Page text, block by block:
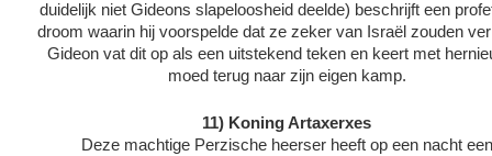
duidelijk niet Gideons slapeloosheid deelde) beschrijft een
droom waarin hij voorspelde dat ze zeker van Israël zouden
Gideon vat dit op als een uitstekend teken en keert met
moed terug naar zijn eigen kamp.
11) Koning Artaxerxes
Deze machtige Perzische heerser heeft op een nacht een